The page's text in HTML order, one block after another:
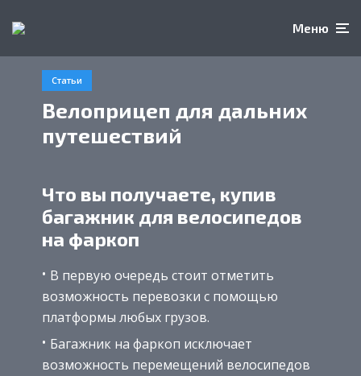
Меню
Статьи
Велоприцеп для дальних
путешествий
Что вы получаете, купив
багажник для велосипедов
на фаркоп
В первую очередь стоит отметить
возможность перевозки с помощью
платформы любых грузов.
Багажник на фаркоп исключает
возможность перемещений велосипедов